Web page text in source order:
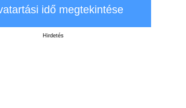
idő megtekintése
Hirdetés